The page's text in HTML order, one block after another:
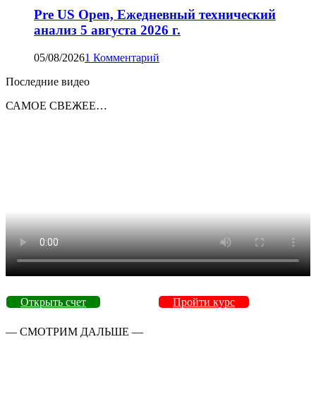
Pre US Open, Ежедневный технический
анализ 5 августа 2026 г.
05/08/20261 Комментарий
Последние видео
САМОЕ СВЕЖЕЕ…
Открыть счет Пройти курс
— СМОТРИМ ДАЛЬШЕ —